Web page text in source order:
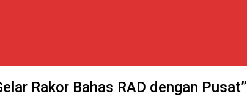
Rakor Bahas RAD dengan Pusat”